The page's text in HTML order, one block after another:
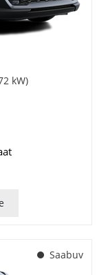
kW)
Saabuv